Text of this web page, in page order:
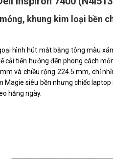
khung kim loại bền
hình hút mắt bằng tông màu
cải tiến hướng đến phong cách
và chiều rộng 224.5 mm, chỉ
Magie siêu bền nhưng chiếc
hằng ngày.